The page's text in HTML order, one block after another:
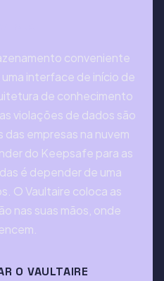
conveniente
interface de início de
de conhecimento
violações de dados são
empresas na nuvem
do Keepsafe para as
é depender de uma
O Vaultaire coloca as
nas suas mãos, onde
O VAULTAIRE